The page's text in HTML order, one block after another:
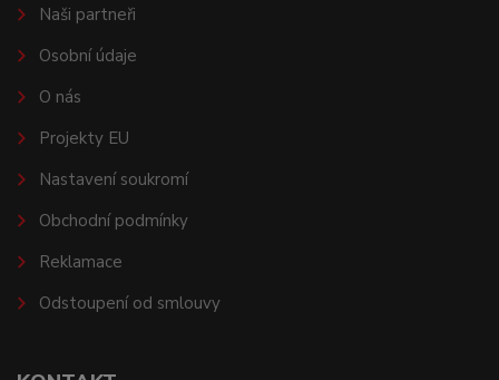
Naši partneři
Osobní údaje
O nás
Projekty EU
Nastavení soukromí
Obchodní podmínky
Reklamace
Odstoupení od smlouvy